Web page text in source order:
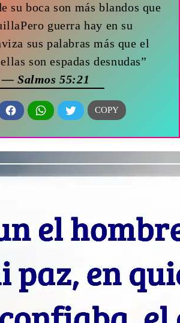
su boca son más blandos que
guerra hay en su
sus palabras más que el
son espadas desnudas”
— Salmos 55:21